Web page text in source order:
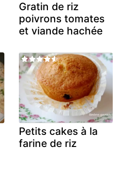
Gratin de riz
poivrons tomates
et viande hachée
Petits cakes à la
farine de riz